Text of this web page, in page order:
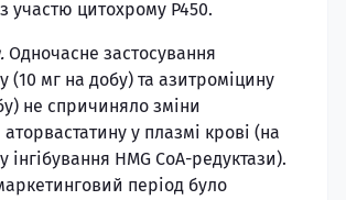
участю цитохрому Р450.
Одночасне застосування
(10 мг на добу) та азитроміцину
не спричиняло зміни
у плазмі крові (на
інгібування HMG CoA-редуктази).
період було